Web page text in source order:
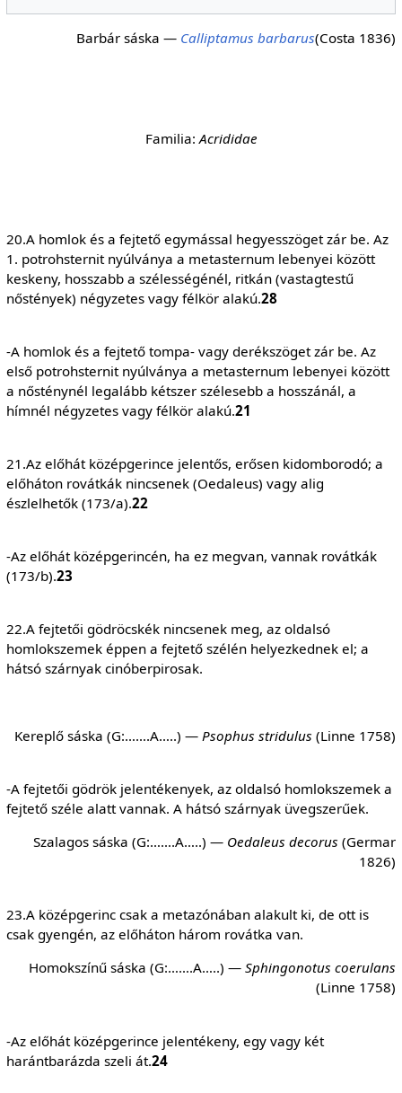
Barbár sáska — Calliptamus barbarus(Costa 1836)
Familia: Acrididae
20.A homlok és a fejtető egymással hegyesszöget zár be. Az
1. potrohsternit nyúlványa a metasternum lebenyei között
keskeny, hosszabb a szélességénél, ritkán (vastagtestű
nőstények) négyzetes vagy félkör alakú.28
-A homlok és a fejtető tompa- vagy derékszöget zár be. Az
első potrohsternit nyúlványa a metasternum lebenyei között
a nősténynél legalább kétszer szélesebb a hosszánál, a
hímnél négyzetes vagy félkör alakú.21
21.Az előhát középgerince jelentős, erősen kidomborodó; a
előháton rovátkák nincsenek (Oedaleus) vagy alig
észlelhetők (173/a).22
-Az előhát középgerincén, ha ez megvan, vannak rovátkák
(173/b).23
22.A fejtetői gödröcskék nincsenek meg, az oldalsó
homlokszemek éppen a fejtető szélén helyezkednek el; a
hátsó szárnyak cinóberpirosak.
Kereplő sáska (G:…….A…..) — Psophus stridulus(Linne 1758)
-A fejtetői gödrök jelentékenyek, az oldalsó homlokszemek a
fejtető széle alatt vannak. A hátsó szárnyak üvegszerűek.
Szalagos sáska (G:…….A…..) — Oedaleus decorus (Germar
1826)
23.A középgerinc csak a metazónában alakult ki, de ott is
csak gyengén, az előháton három rovátka van.
Homokszínű sáska (G:…….A…..) —Sphingonotus coerulans
(Linne 1758)
-Az előhát középgerince jelentékeny, egy vagy két
harántbarázda szeli át.24